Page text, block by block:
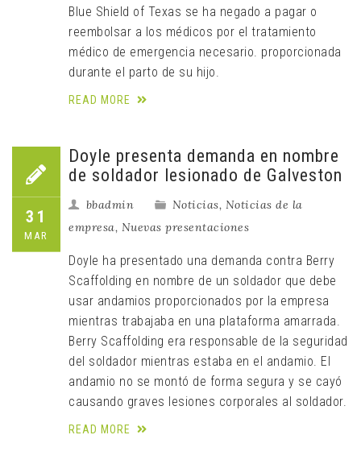
Blue Shield of Texas se ha negado a pagar o
reembolsar a los médicos por el tratamiento
médico de emergencia necesario. proporcionada
durante el parto de su hijo.
READ MORE
31
MAR
Doyle presenta demanda en nombre
de soldador lesionado de Galveston
bbadmin Noticias, Noticias de la
empresa, Nuevas presentaciones
Doyle ha presentado una demanda contra Berry
Scaffolding en nombre de un soldador que debe
usar andamios proporcionados por la empresa
mientras trabajaba en una plataforma amarrada.
Berry Scaffolding era responsable de la seguridad
del soldador mientras estaba en el andamio. El
andamio no se montó de forma segura y se cayó
causando graves lesiones corporales al soldador.
READ MORE